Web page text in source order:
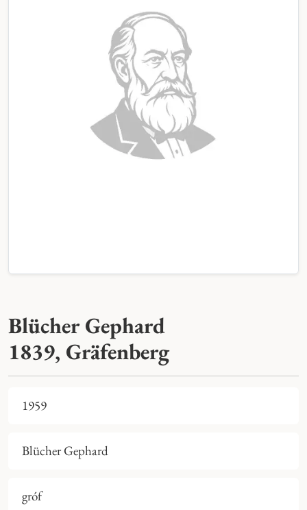
Blücher Gephard
1839, Gräfenberg
1959
Blücher Gephard
gróf